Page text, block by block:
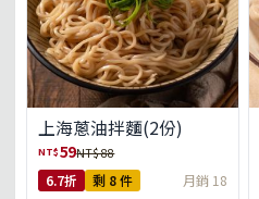
上海蔥油拌麵(2份)
NT$59NT$ 88
6.7折 剩 8 件 月銷 18